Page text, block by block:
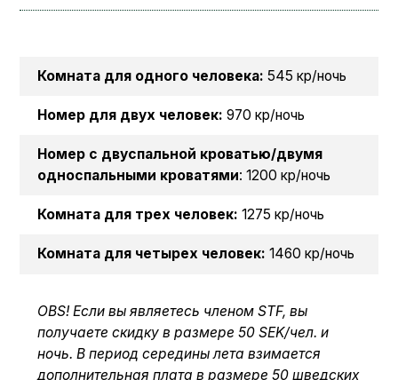
Комната для одного человека: 545 кр/ночь
Номер для двух человек: 970 кр/ночь
Номер с двуспальной кроватью/двумя
односпальными кроватями: 1200 кр/ночь
Комната для трех человек:1275 кр/ночь
Комната для четырех человек: 1460 кр/ночь
OBS! Если вы являетесь членом STF, вы
получаете скидку в размере 50 SEK/чел. и
ночь. В период середины лета взимается
дополнительная плата в размере 50 шведских